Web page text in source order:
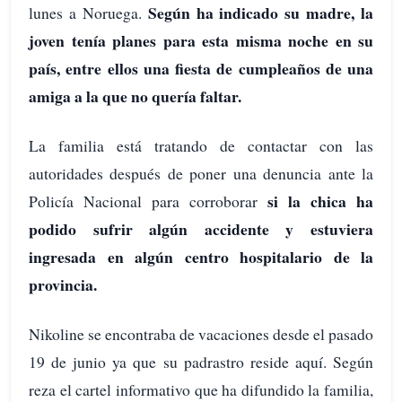
lunes a Noruega. Según ha indicado su madre, la
joven tenía planes para esta misma noche en su
país, entre ellos una fiesta de cumpleaños de una
amiga a la que no quería faltar.
La familia está tratando de contactar con las
autoridades después de poner una denuncia ante la
Policía Nacional para corroborar si la chica ha
podido sufrir algún accidente y estuviera
ingresada en algún centro hospitalario de la
provincia.
Nikoline se encontraba de vacaciones desde el pasado
19 de junio ya que su padrastro reside aquí. Según
reza el cartel informativo que ha difundido la familia,